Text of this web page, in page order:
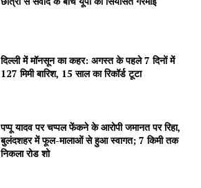
दिल्ली में मॉनसून का कहर: अगस्त के पहले 7 दिनों में
127 मिमी बारिश, 15 साल का रिकॉर्ड टूटा
पप्पू यादव पर चप्पल फेंकने के आरोपी जमानत पर रिहा,
बुलंदशहर में फूल-मालाओं से हुआ स्वागत; 7 किमी तक
निकला रोड शो